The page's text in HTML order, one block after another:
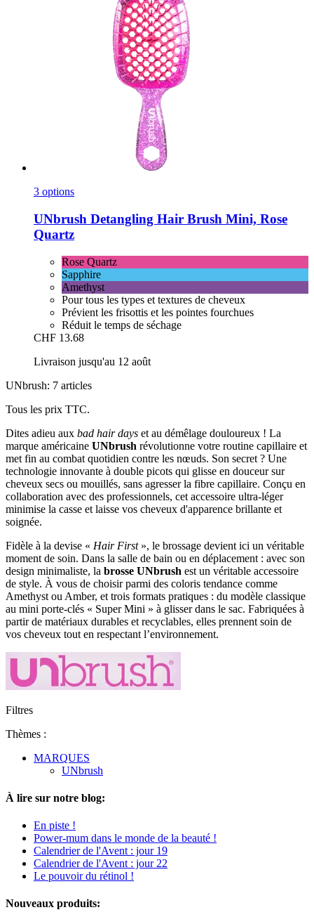
3 options
UNbrush Detangling Hair Brush Mini, Rose
Quartz
Rose Quartz
Sapphire
Amethyst
Pour tous les types et textures de cheveux
Prévient les frisottis et les pointes fourchues
Réduit le temps de séchage
CHF 13.68
Livraison jusqu'au 12 août
UNbrush: 7 articles
Tous les prix TTC.
Dites adieu aux bad hair days et au démêlage douloureux ! La
marque américaine UNbrush révolutionne votre routine capillaire et
met fin au combat quotidien contre les nœuds. Son secret ? Une
technologie innovante à double picots qui glisse en douceur sur
cheveux secs ou mouillés, sans agresser la fibre capillaire. Conçu en
collaboration avec des professionnels, cet accessoire ultra-léger
minimise la casse et laisse vos cheveux d'apparence brillante et
soignée.
Fidèle à la devise « Hair First», le brossage devient ici un véritable
moment de soin. Dans la salle de bain ou en déplacement : avec son
design minimaliste, la brosse UNbrush est un véritable accessoire
de style. À vous de choisir parmi des coloris tendance comme
Amethyst ou Amber, et trois formats pratiques : du modèle classique
au mini porte-clés « Super Mini » à glisser dans le sac. Fabriquées à
partir de matériaux durables et recyclables, elles prennent soin de
vos cheveux tout en respectant l’environnement.
Filtres
Thèmes :
MARQUES
UNbrush
À lire sur notre blog:
En piste !
Power-mum dans le monde de la beauté !
Calendrier de l'Avent : jour 19
Calendrier de l'Avent : jour 22
Le pouvoir du rétinol !
Nouveaux produits: